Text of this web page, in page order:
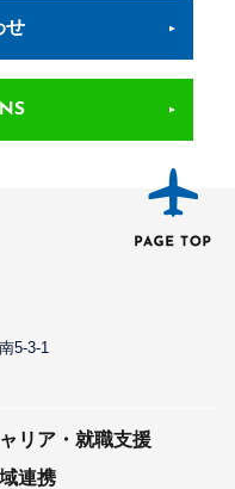
せ
5-3-1
リア・就職支援
連携